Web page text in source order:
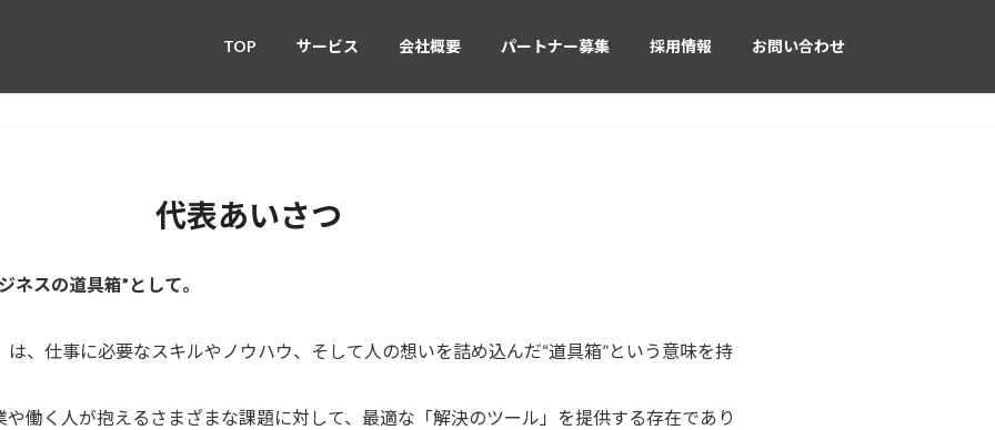
TOP サービス 会社概要 パートナー募集 採用情報 お問い合わせ
代表あいさつ
ネスの道具箱”として。
、仕事に必要なスキルやノウハウ、そして人の想いを詰め込んだ“道具箱”という意味を持
働く人が抱えるさまざまな課題に対して、最適な「解決のツール」を提供する存在であり